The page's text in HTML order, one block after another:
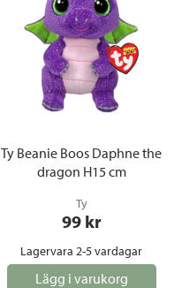
Ty Beanie Boos Daphne the
dragon H15 cm
Ty
99 kr
Lagervara 2-5 vardagar
Lägg i varukorg